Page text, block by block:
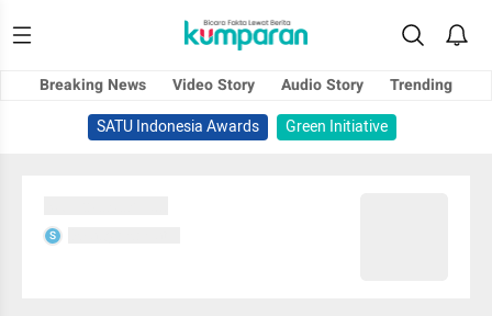
Breaking News Video Story Audio Story
Trending
SATU Indonesia Awards
Green Initiative
S